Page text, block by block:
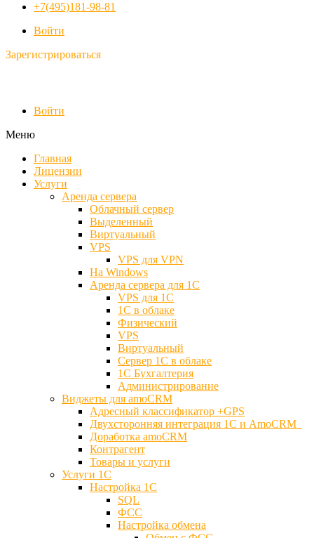
+7(495)181-98-81
Войти
Зарегистрироваться
Войти
Меню
Главная
Лицензии
Услуги
Аренда сервера
Облачный сервер
Выделенный
Виртуальный
VPS
VPS для VPN
На Windows
Аренда сервера для 1С
VPS для 1С
1С в облаке
Физический
VPS
Виртуальный
Сервер 1С в облаке
1С Бухгалтерия
Администрирование
Виджеты для amoCRM
Адресный классификатор +GPS
Двухсторонняя интеграция 1С и AmoCRM
Доработка amoCRM
Контрагент
Товары и услуги
Услуги 1С
Настройка 1С
SQL
ФСС
Настройка обмена